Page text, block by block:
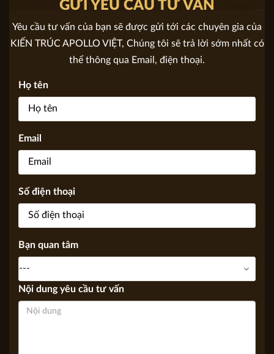
GỬI YÊU CẦU TƯ VẤN
KIẾN TRÚC APOLLO VIỆT, Chúng tôi sẽ trả lời sớm nhất có
Họ tên
Email
Số điện thoại
Bạn quan tâm